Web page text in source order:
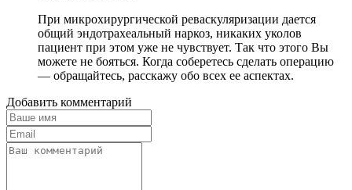
При микрохирургической реваскуляризации дается
общий эндотрахеальный наркоз, никаких уколов
пациент при этом уже не чувствует. Так что этого Вы
можете не бояться. Когда соберетесь сделать операцию
— обращайтесь, расскажу обо всех ее аспектах.
Добавить комментарий